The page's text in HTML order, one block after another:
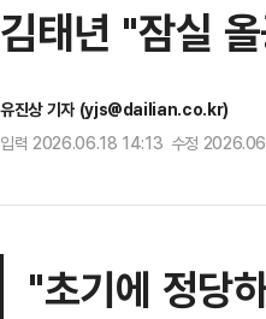
김태년 "잠실
유진상 기자 (yjs@dailian.co.kr)
입력 2026.06.18 14:13 수정
"초기에 정당